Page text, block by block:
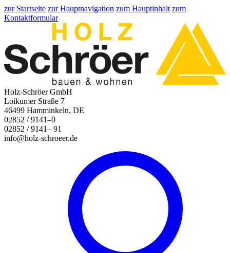
zur Startseite zur Hauptnavigation zum Hauptinhalt zum
Kontaktformular
Holz-Schröer GmbH
Loikumer Straße 7
46499 Hamminkeln, DE
02852 / 9141–0
02852 / 9141– 91
info@holz-schroeer.de